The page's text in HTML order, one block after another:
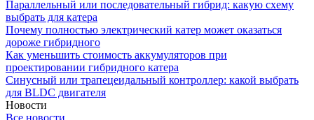
Параллельный или последовательный гибрид: какую схему
выбрать для катера
Почему полностью электрический катер может оказаться
дороже гибридного
Как уменьшить стоимость аккумуляторов при
проектировании гибридного катера
Синусный или трапецеидальный контроллер: какой выбрать
для BLDC двигателя
Новости
Все новости